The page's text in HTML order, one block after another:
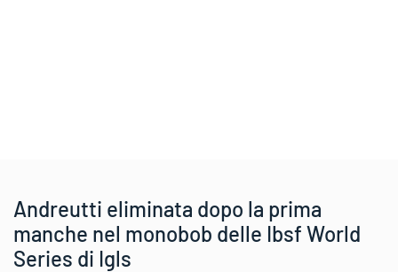
Andreutti eliminata dopo la prima
manche nel monobob delle Ibsf World
Series di Igls